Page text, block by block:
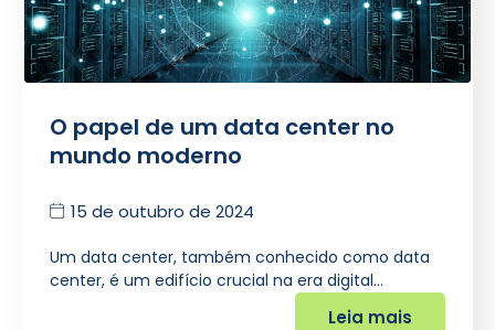
O papel de um data center no
mundo moderno
15 de outubro de 2024
Um data center, também conhecido como data
center, é um edifício crucial na era digital…
Leia mais